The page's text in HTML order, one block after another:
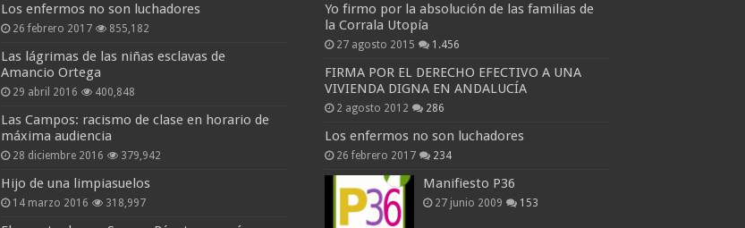
Los enfermos no son luchadores
26 febrero 2017 855,182
Las lágrimas de las niñas esclavas de
Amancio Ortega
29 abril 2016 400,848
Las Campos: racismo de clase en horario de
máxima audiencia
28 diciembre 2016 379,942
Hijo de una limpiasuelos
14 marzo 2016 318,997
Yo firmo por la absolución de las familias de
la Corrala Utopía
27 agosto 2015 1.456
FIRMA POR EL DERECHO EFECTIVO A UNA
VIVIENDA DIGNA EN ANDALUCÍA
2 agosto 2012 286
Los enfermos no son luchadores
26 febrero 2017 234
Manifiesto P36
27 junio 2009 153